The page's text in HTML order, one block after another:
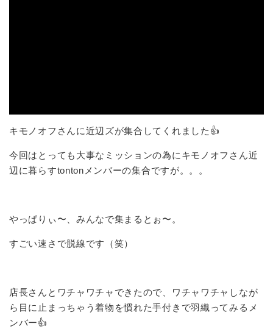
キモノオフさんに近辺ズが集合してくれました👍
今回はとっても大事なミッションの為にキモノオフさん近
辺に暮らすtontonメンバーの集合ですが。。。
やっぱりぃ〜、みんなで集まるとぉ〜。
すごい速さで脱線です（笑）
店長さんとワチャワチャできたので、ワチャワチャしなが
ら目に止まっちゃう着物を慣れた手付きで羽織ってみるメ
ンバー👍